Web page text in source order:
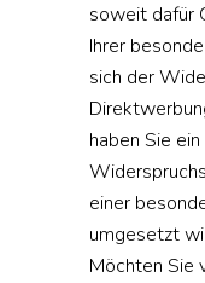
soweit dafür
Ihrer
sich der
haben Sie
einer
umgesetzt
Möchten Sie